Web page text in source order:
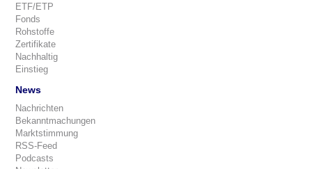
ETF/ETP
Fonds
Rohstoffe
Zertifikate
Nachhaltig
Einstieg
News
Nachrichten
Bekanntmachungen
Marktstimmung
RSS-Feed
Podcasts